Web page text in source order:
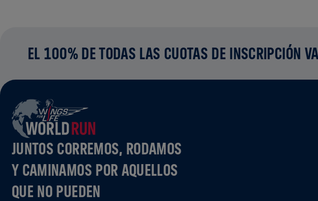
EL 100% DE TODAS LAS CUOTAS DE INSCRIPCIÓN
JUNTOS CORREMOS, RODAMOS
Y CAMINAMOS POR AQUELLOS
QUE NO PUEDEN